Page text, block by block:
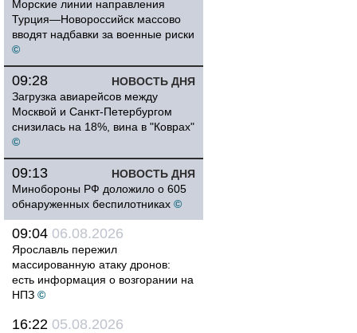
Морские линии направления
Турция—Новороссийск массово
вводят надбавки за военные риски
©
НОВОСТЬ ДНЯ
09:28
Загрузка авиарейсов между
Москвой и Санкт-Петербургом
снизилась на 18%, вина в "Коврах"
©
НОВОСТЬ ДНЯ
09:13
Минобороны РФ доложило о 605
обнаруженных беспилотниках ©
09:04 06.08.2026
Ярославль пережил
массированную атаку дронов:
есть информация о возгорании на
НПЗ ©
16:22 05.08.2026